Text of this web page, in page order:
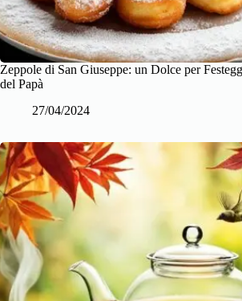
Zeppole di San Giuseppe: un Dolce per
del Papà
27/04/2024